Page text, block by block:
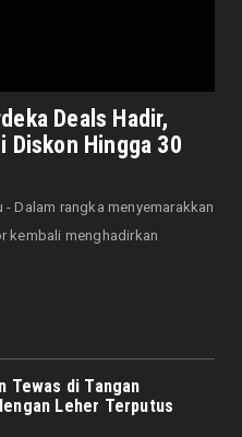
Canggih, Penuh
dan Sia...
Astra Motor
Penti...
2026
Deals Hadir,
Diskon Hingga 30
Dalam rangka menyemarakkan
kembali menghadirkan
Tewas di Tangan
Leher Terputus